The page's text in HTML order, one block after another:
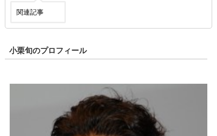
関連記事
小栗旬のプロフィール